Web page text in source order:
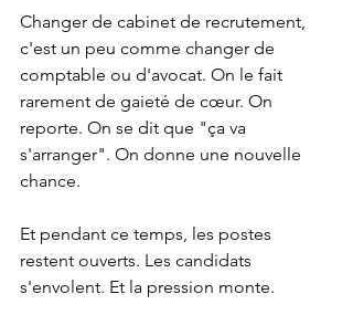
Changer de cabinet de recrutement,
c'est un peu comme changer de
comptable ou d'avocat. On le fait
rarement de gaieté de cœur. On
reporte. On se dit que "ça va
s'arranger". On donne une nouvelle
chance.
Et pendant ce temps, les postes
restent ouverts. Les candidats
s'envolent. Et la pression monte.